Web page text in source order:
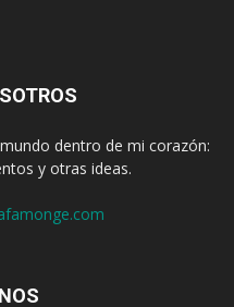
dentro de mi corazón:
y otras ideas.